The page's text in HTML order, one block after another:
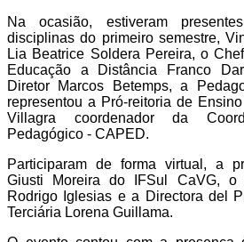
Na ocasião, estiveram
disciplinas do primeiro semestre,
Lia Beatrice Soldera Pereira, o
Educação a Distância Franco
Diretor Marcos Betemps, a
representou a Pró-reitoria de
Villagra coordenador da
Pedagógico - CAPED.
Participaram de forma virtual, a
Giusti Moreira do IFSul CaVG, o
Rodrigo Iglesias e a Directora del
Terciária Lorena Guillama.